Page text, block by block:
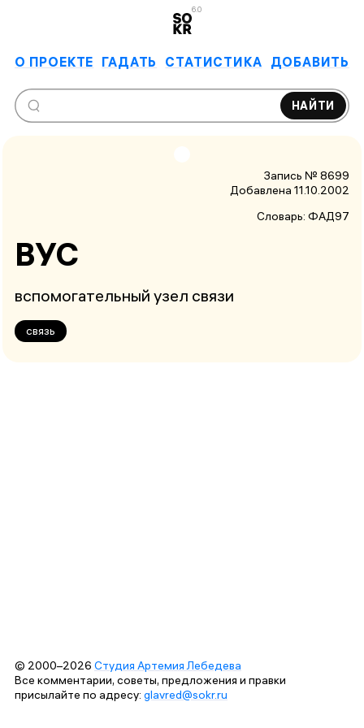
6.0
О ПРОЕКТЕ ГАДАТЬ СТАТИСТИКА ДОБАВИТЬ
НАЙТИ
Запись № 8699
Добавлена 11.10.2002
Словарь: ФАД97
ВУС
вспомогательный узел связи
связь
© 2000–2026 Студия Артемия Лебедева
Все комментарии, советы, предложения и правки
присылайте по адресу: glavred@sokr.ru